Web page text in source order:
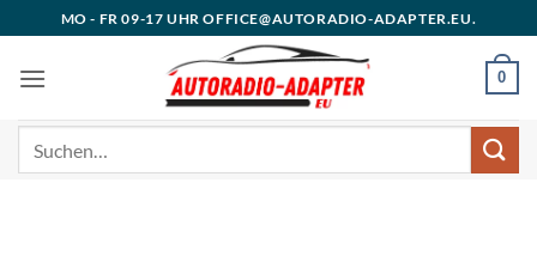
Inhalt
springen
MO - FR 09-17 UHR OFFICE@AUTORADIO-ADAPTER.EU.
0